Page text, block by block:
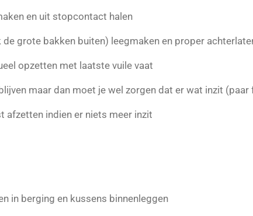
en uit stopcontact halen
grote bakken buiten) leegmaken en proper
opzetten met laatste vuile vaat
maar dan moet je wel zorgen dat er wat inzit
afzetten indien er niets meer inzit
in berging en kussens binnenleggen